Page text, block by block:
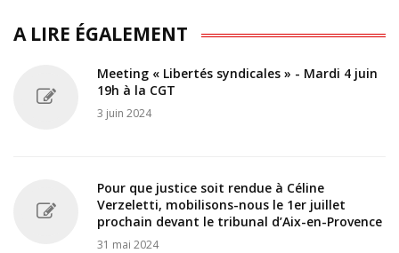
A LIRE ÉGALEMENT
Meeting « Libertés syndicales » - Mardi 4 juin
19h à la CGT
3 juin 2024
Pour que justice soit rendue à Céline
Verzeletti, mobilisons-nous le 1er juillet
prochain devant le tribunal d’Aix-en-Provence
31 mai 2024